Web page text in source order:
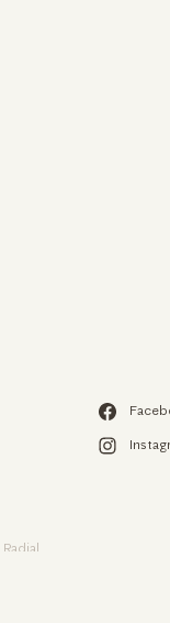
περιεχομένου
Radial